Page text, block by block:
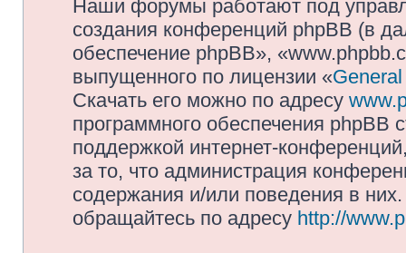
Наши форумы работают под
создания конференций phpBB (в
обеспечение phpBB»,
выпущенного по лицензии «
Скачать его можно по адресу
программного обеспечения phpBB
поддержкой интернет-
за то, что администрация
содержания и/или поведения в
обращайтесь по адресу http://